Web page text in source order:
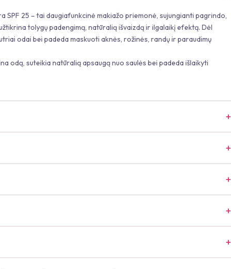
SPF 25 – tai daugiafunkcinė makiažo priemonė, sujungianti pagrindo,
tolygų padengimą, natūralią išvaizdą ir ilgalaikį efektą. Dėl
odai bei padeda maskuoti aknės, rožinės, randų ir paraudimų
odą, suteikia natūralią apsaugą nuo saulės bei padeda išlaikyti